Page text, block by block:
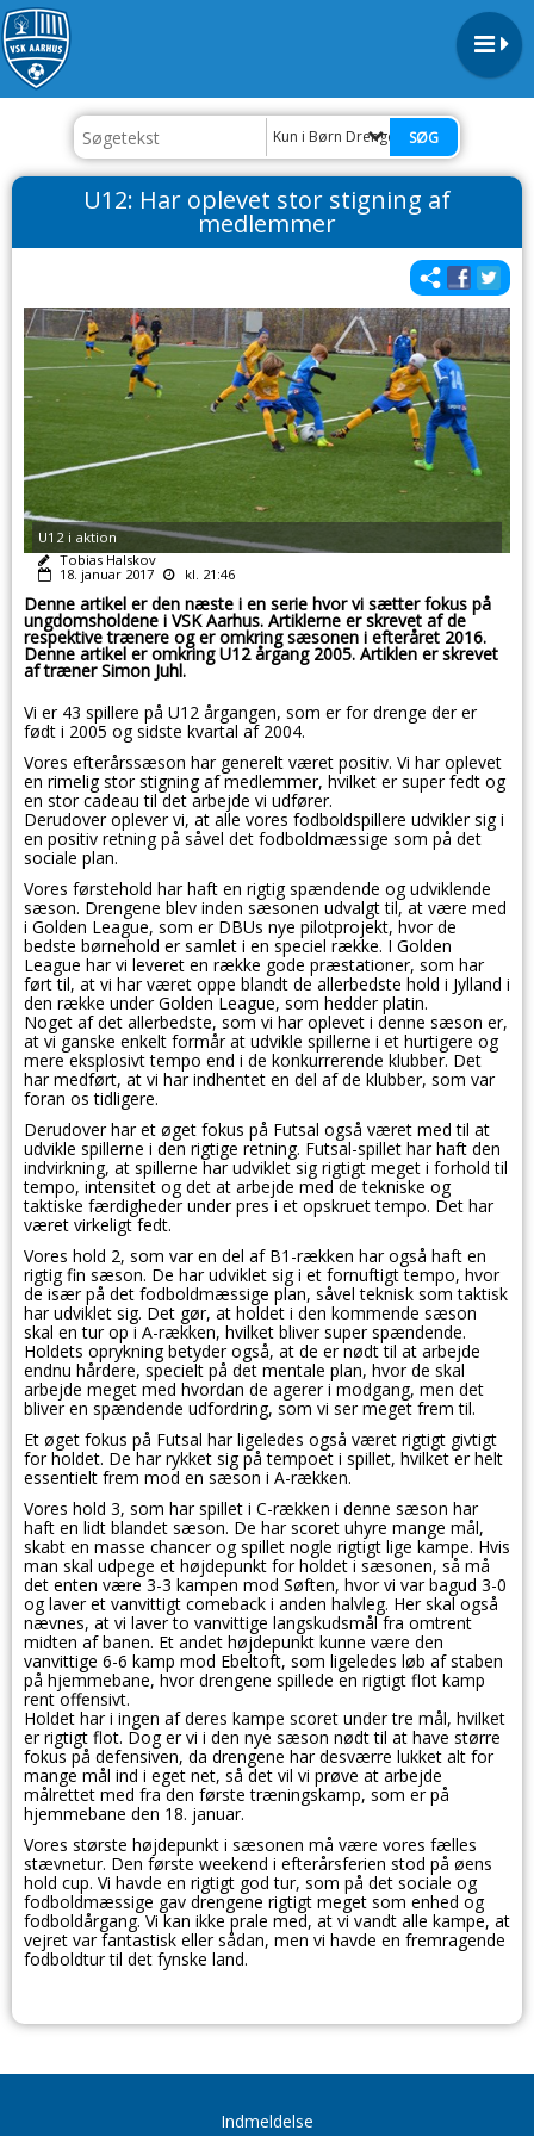
Kun i Børn Drenge
U12: Har oplevet stor stigning af
medlemmer
U12 i aktion
Tobias Halskov
18. januar 2017
kl. 21:46
Denne artikel er den næste i en serie hvor vi sætter fokus på
ungdomsholdene i VSK Aarhus. Artiklerne er skrevet af de
respektive trænere og er omkring sæsonen i efteråret 2016.
Denne artikel er omkring U12 årgang 2005. Artiklen er skrevet
af træner Simon Juhl.
Vi er 43 spillere på U12 årgangen, som er for drenge der er
født i 2005 og sidste kvartal af 2004.
Vores efterårssæson har generelt været positiv. Vi har oplevet
en rimelig stor stigning af medlemmer, hvilket er super fedt og
en stor cadeau til det arbejde vi udfører.
Derudover oplever vi, at alle vores fodboldspillere udvikler sig i
en positiv retning på såvel det fodboldmæssige som på det
sociale plan.
Vores førstehold har haft en rigtig spændende og udviklende
sæson. Drengene blev inden sæsonen udvalgt til, at være med
i Golden League, som er DBUs nye pilotprojekt, hvor de
bedste børnehold er samlet i en speciel række. I Golden
League har vi leveret en række gode præstationer, som har
ført til, at vi har været oppe blandt de allerbedste hold i Jylland i
den række under Golden League, som hedder platin.
Noget af det allerbedste, som vi har oplevet i denne sæson er,
at vi ganske enkelt formår at udvikle spillerne i et hurtigere og
mere eksplosivt tempo end i de konkurrerende klubber. Det
har medført, at vi har indhentet en del af de klubber, som var
foran os tidligere.
Derudover har et øget fokus på Futsal også været med til at
udvikle spillerne i den rigtige retning. Futsal-spillet har haft den
indvirkning, at spillerne har udviklet sig rigtigt meget i forhold til
tempo, intensitet og det at arbejde med de tekniske og
taktiske færdigheder under pres i et opskruet tempo. Det har
været virkeligt fedt.
Vores hold 2, som var en del af B1-rækken har også haft en
rigtig fin sæson. De har udviklet sig i et fornuftigt tempo, hvor
de især på det fodboldmæssige plan, såvel teknisk som taktisk
har udviklet sig. Det gør, at holdet i den kommende sæson
skal en tur op i A-rækken, hvilket bliver super spændende.
Holdets oprykning betyder også, at de er nødt til at arbejde
endnu hårdere, specielt på det mentale plan, hvor de skal
arbejde meget med hvordan de agerer i modgang, men det
bliver en spændende udfordring, som vi ser meget frem til.
Et øget fokus på Futsal har ligeledes også været rigtigt givtigt
for holdet. De har rykket sig på tempoet i spillet, hvilket er helt
essentielt frem mod en sæson i A-rækken.
Vores hold 3, som har spillet i C-rækken i denne sæson har
haft en lidt blandet sæson. De har scoret uhyre mange mål,
skabt en masse chancer og spillet nogle rigtigt lige kampe. Hvis
man skal udpege et højdepunkt for holdet i sæsonen, så må
det enten være 3-3 kampen mod Søften, hvor vi var bagud 3-0
og laver et vanvittigt comeback i anden halvleg. Her skal også
nævnes, at vi laver to vanvittige langskudsmål fra omtrent
midten af banen. Et andet højdepunkt kunne være den
vanvittige 6-6 kamp mod Ebeltoft, som ligeledes løb af staben
på hjemmebane, hvor drengene spillede en rigtigt flot kamp
rent offensivt.
Holdet har i ingen af deres kampe scoret under tre mål, hvilket
er rigtigt flot. Dog er vi i den nye sæson nødt til at have større
fokus på defensiven, da drengene har desværre lukket alt for
mange mål ind i eget net, så det vil vi prøve at arbejde
målrettet med fra den første træningskamp, som er på
hjemmebane den 18. januar.
Vores største højdepunkt i sæsonen må være vores fælles
stævnetur. Den første weekend i efterårsferien stod på øens
hold cup. Vi havde en rigtigt god tur, som på det sociale og
fodboldmæssige gav drengene rigtigt meget som enhed og
fodboldårgang. Vi kan ikke prale med, at vi vandt alle kampe, at
vejret var fantastisk eller sådan, men vi havde en fremragende
fodboldtur til det fynske land.
Indmeldelse